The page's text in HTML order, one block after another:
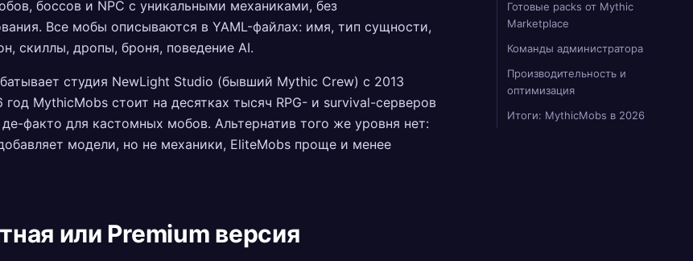
боссов и NPC с уникальными механиками, без
Все мобы описываются в YAML-файлах: имя, тип сущности,
скиллы, дропы, броня, поведение AI.
студия NewLight Studio (бывший Mythic Crew) с 2013
год MythicMobs стоит на десятках тысяч RPG- и survival-серверов
де-факто для кастомных мобов. Альтернатив того же уровня нет:
модели, но не механики, EliteMobs проще и менее
или Premium версия
Готовые packs от Mythic
Marketplace
Команды администратора
Производительность и
оптимизация
Итоги: MythicMobs в 2026